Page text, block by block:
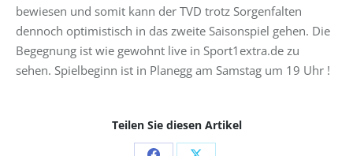
bewiesen und somit kann der TVD trotz Sorgenfalten
dennoch optimistisch in das zweite Saisonspiel gehen. Die
Begegnung ist wie gewohnt live in Sport1extra.de zu
sehen. Spielbeginn ist in Planegg am Samstag um 19 Uhr !
Teilen Sie diesen Artikel